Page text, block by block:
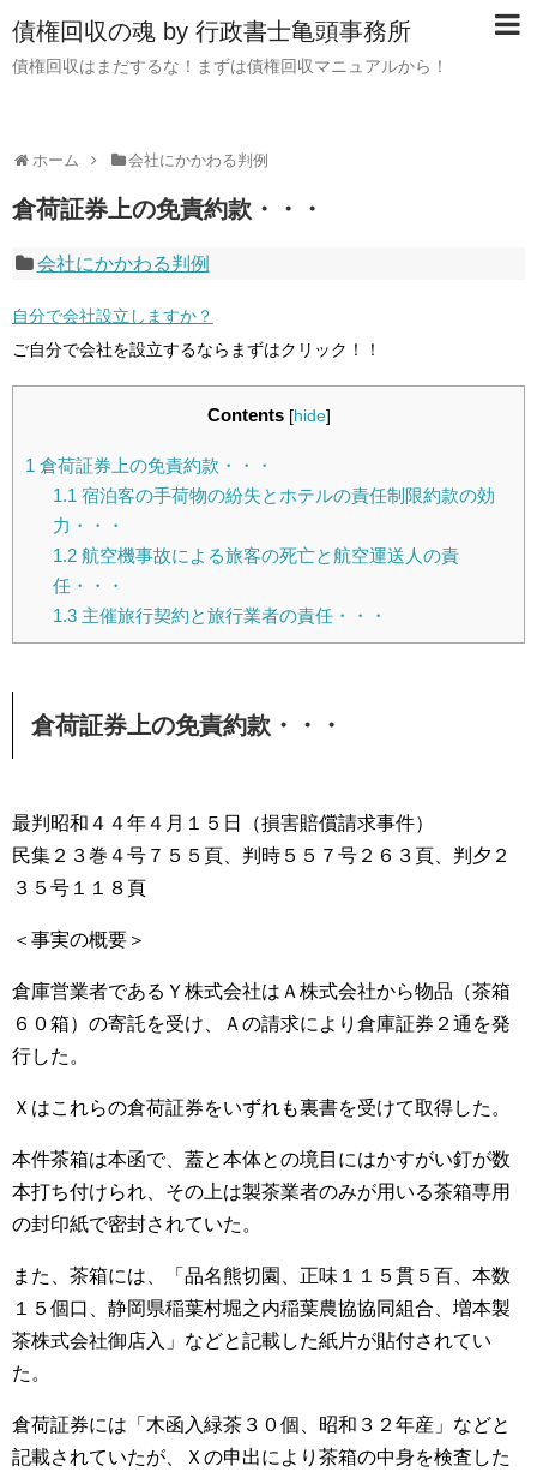
債権回収の魂 by 行政書士亀頭事務所
債権回収はまだするな！まずは債権回収マニュアルから！
ホーム 会社にかかわる判例
倉荷証券上の免責約款・・・
会社にかかわる判例
自分で会社設立しますか？
ご自分で会社を設立するならまずはクリック！！
Contents [hide]
1 倉荷証券上の免責約款・・・
1.1 宿泊客の手荷物の紛失とホテルの責任制限約款の効
力・・・
1.2航空機事故による旅客の死亡と航空運送人の責
任・・・
1.3主催旅行契約と旅行業者の責任・・・
倉荷証券上の免責約款・・・
最判昭和４４年４月１５日（損害賠償請求事件）
民集２３巻４号７５５頁、判時５５７号２６３頁、判夕２
３５号１１８頁
＜事実の概要＞
倉庫営業者であるＹ株式会社はＡ株式会社から物品（茶箱
６０箱）の寄託を受け、Ａの請求により倉庫証券２通を発
行した。
Ｘはこれらの倉荷証券をいずれも裏書を受けて取得した。
本件茶箱は本函で、蓋と本体との境目にはかすがい釘が数
本打ち付けられ、その上は製茶業者のみが用いる茶箱専用
の封印紙で密封されていた。
また、茶箱には、「品名熊切園、正味１１５貫５百、本数
１５個口、静岡県稲葉村堀之内稲葉農協協同組合、増本製
茶株式会社御店入」などと記載した紙片が貼付されてい
た。
倉荷証券には「木函入緑茶３０個、昭和３２年産」などと
記載されていたが、Ｘの申出により茶箱の中身を検査した